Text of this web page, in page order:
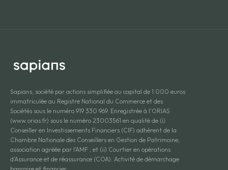
Sapians, société par actions simplifiée au capital de 1.000 euros
immatriculée au Registre National du Commerce et des
Sociétés sous le numéro 919 330 969. Enregistrée à l'ORIAS
(www.orias.fr) sous le numéro 23003561 en qualité de (i)
Conseiller en Investissements Financiers (CIF) adhérent de la
Chambre Nationale des Conseillers en Gestion de Patrimoine,
association agréée par l'AMF ; et (ii) Courtier en opérations
d'Assurance et de réassurance (COA). Activité de démarchage